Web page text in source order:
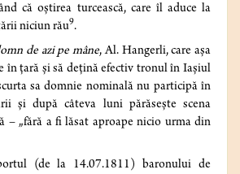
că oștirea turcească, care îl aduce la
niciun rău9.
de azi pe mâne, Al. Hangerli, care așa
în țară și să dețină efectiv tronul în Iașiul
sa domnie nominală nu participă în
și după câteva luni părăsește scena
– „fără a fi lăsat aproape nicio urma din
(de la 14.07.1811) baronului de